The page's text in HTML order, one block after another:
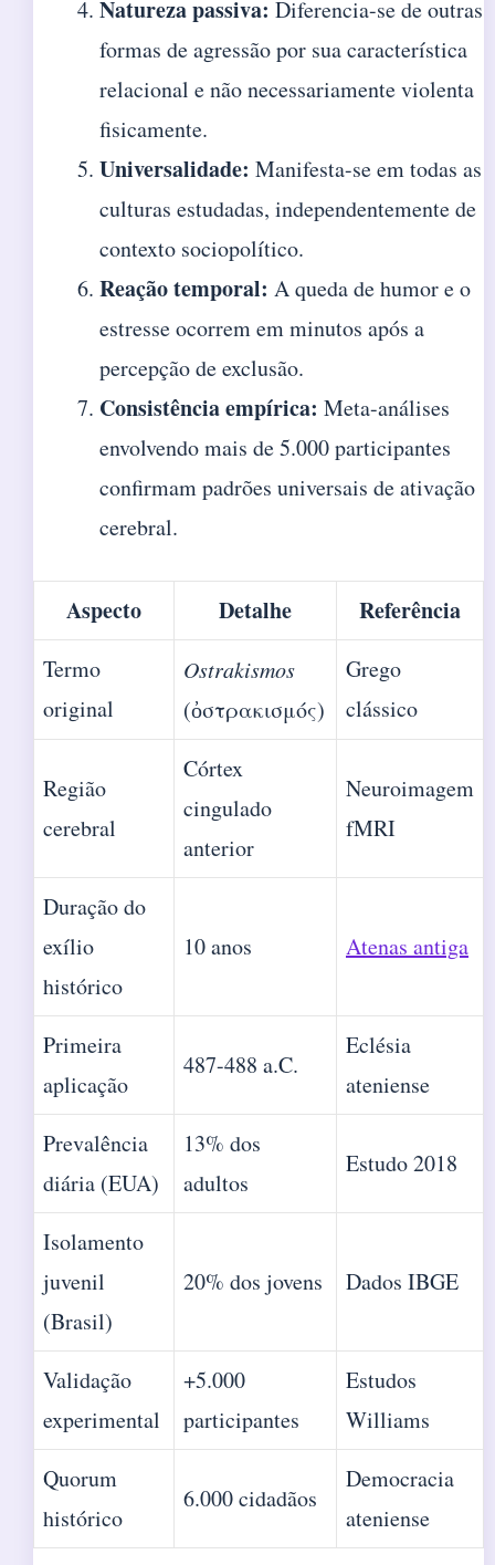
Natureza passiva: Diferencia-se de outras
formas de agressão por sua característica
relacional e não necessariamente violenta
fisicamente.
Universalidade: Manifesta-se em todas as
culturas estudadas, independentemente de
contexto sociopolítico.
Reação temporal: A queda de humor e o
estresse ocorrem em minutos após a
percepção de exclusão.
Consistência empírica: Meta-análises
envolvendo mais de 5.000 participantes
confirmam padrões universais de ativação
cerebral.
Aspecto Detalhe Referência
Termo
original
Ostrakismos
(ὀστρακισμός)
Grego
clássico
Região
cerebral
Córtex
cingulado
anterior
Neuroimagem
fMRI
Duração do
exílio
histórico
10 anos Atenas antiga
Primeira
aplicação
487-488 a.C.
Eclésia
ateniense
Prevalência
diária (EUA)
13% dos
adultos
Estudo 2018
Isolamento
juvenil
(Brasil)
20% dos jovens Dados IBGE
Validação
experimental
+5.000
participantes
Estudos
Williams
Quorum
histórico
6.000 cidadãos
Democracia
ateniense